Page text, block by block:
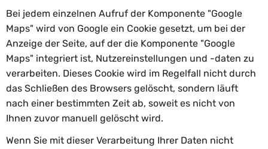
Bei jedem einzelnen Aufruf der Komponente "Google
Maps" wird von Google ein Cookie gesetzt, um bei der
Anzeige der Seite, auf der die Komponente "Google
Maps" integriert ist, Nutzereinstellungen und -daten zu
verarbeiten. Dieses Cookie wird im Regelfall nicht durch
das Schließen des Browsers gelöscht, sondern läuft
nach einer bestimmten Zeit ab, soweit es nicht von
Ihnen zuvor manuell gelöscht wird.
Wenn Sie mit dieser Verarbeitung Ihrer Daten nicht